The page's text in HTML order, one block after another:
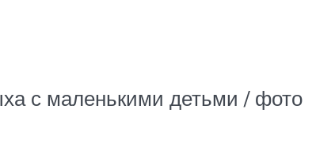
с маленькими детьми / фото